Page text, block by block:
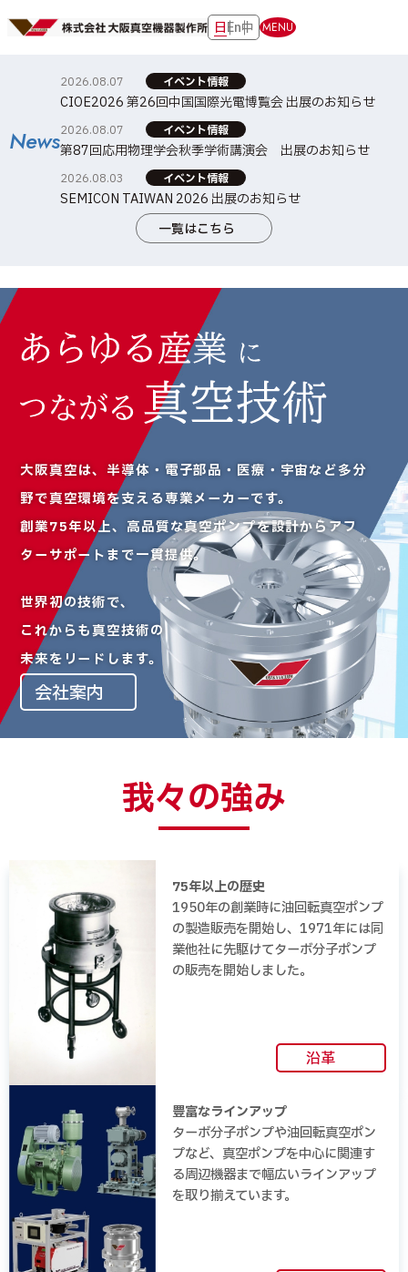
日En中 MENU
News
2026.08.07 イベント情報
CIOE2026 第26回中国国際光電博覧会 出展のお知らせ
2026.08.07 イベント情報
第87回応用物理学会秋季学術講演会 出展のお知らせ
2026.08.03 イベント情報
SEMICON TAIWAN 2026 出展のお知らせ
一覧はこちら
大阪真空は、半導体・電子部品・医療・宇宙など多分
野で真空環境を支える専業メーカーです。
創業75年以上、高品質な真空ポンプを設計からアフ
ターサポートまで一貫提供。
世界初の技術で、
これからも真空技術の
未来をリードします。
会社案内
我々の強み
75年以上の歴史
1950年の創業時に油回転真空ポンプ
の製造販売を開始し、1971年には同
業他社に先駆けてターボ分子ポンプ
の販売を開始しました。
沿革
豊富なラインアップ
ターボ分子ポンプや油回転真空ポン
プなど、真空ポンプを中心に関連す
る周辺機器まで幅広いラインアップ
を取り揃えています。